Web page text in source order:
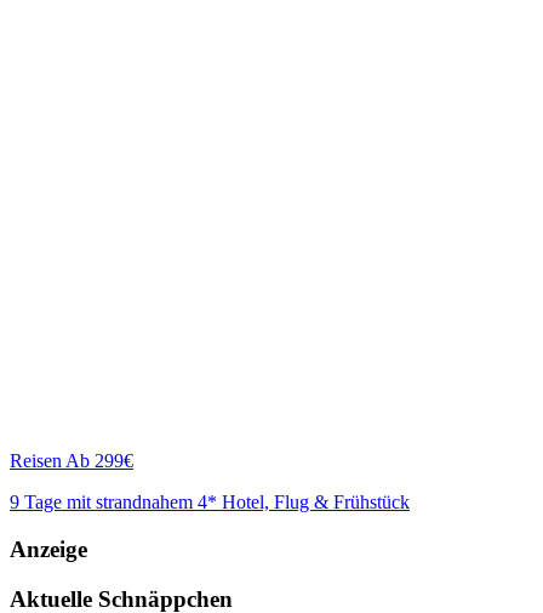
Reisen Ab 299€
9 Tage mit strandnahem 4* Hotel, Flug & Frühstück
Anzeige
Aktuelle Schnäppchen